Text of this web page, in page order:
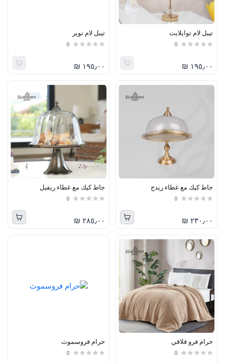
تيبل لام توايلايت
0
١٩٥٫٠٠ ₪
تيبل لام نوير
0
١٩٥٫٠٠ ₪
جاط كيك مع غطاء ريدج
0
٢٣٠٫٠٠ ₪
جاط كيك مع غطاء ريفيل
0
٢٨٥٫٠٠ ₪
حرام فرو فلافي
0
حرام فروسموث
0